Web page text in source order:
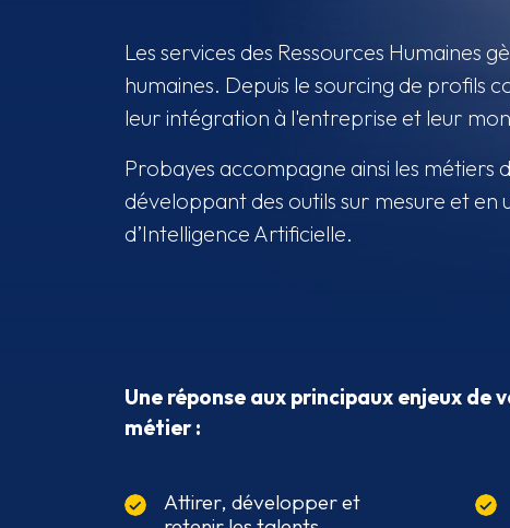
Les services des Ressources Humaines
humaines. Depuis le sourcing de profils
leur intégration à l'entreprise et leur
Probayes accompagne ainsi les métiers
développant des outils sur mesure et en
d’Intelligence Artificielle.
Une réponse aux principaux enjeux de
métier :
Attirer, développer et